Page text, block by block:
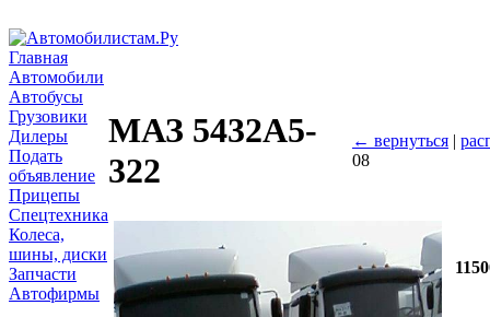
Главная
Автомобили
Автобусы
Грузовики
Дилеры
Подать
объявление
Прицепы
Спецтехника
Колеса,
шины, диски
Запчасти
Автофирмы
МАЗ 5432А5-
322
← вернуться |
08